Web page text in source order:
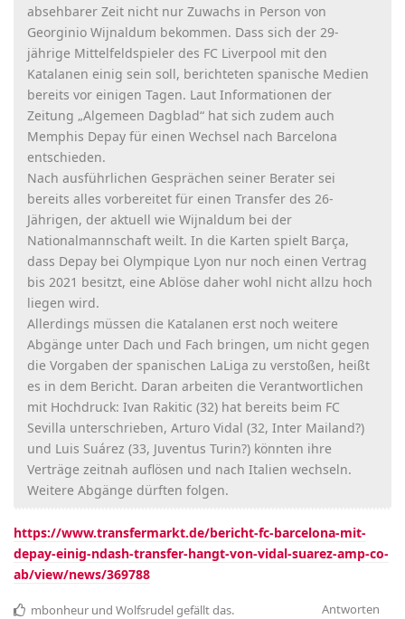
absehbarer Zeit nicht nur Zuwachs in Person von
Georginio Wijnaldum bekommen. Dass sich der 29-
jährige Mittelfeldspieler des FC Liverpool mit den
Katalanen einig sein soll, berichteten spanische Medien
bereits vor einigen Tagen. Laut Informationen der
Zeitung „Algemeen Dagblad“ hat sich zudem auch
Memphis Depay für einen Wechsel nach Barcelona
entschieden.
Nach ausführlichen Gesprächen seiner Berater sei
bereits alles vorbereitet für einen Transfer des 26-
Jährigen, der aktuell wie Wijnaldum bei der
Nationalmannschaft weilt. In die Karten spielt Barça,
dass Depay bei Olympique Lyon nur noch einen Vertrag
bis 2021 besitzt, eine Ablöse daher wohl nicht allzu hoch
liegen wird.
Allerdings müssen die Katalanen erst noch weitere
Abgänge unter Dach und Fach bringen, um nicht gegen
die Vorgaben der spanischen LaLiga zu verstoßen, heißt
es in dem Bericht. Daran arbeiten die Verantwortlichen
mit Hochdruck: Ivan Rakitic (32) hat bereits beim FC
Sevilla unterschrieben, Arturo Vidal (32, Inter Mailand?)
und Luis Suárez (33, Juventus Turin?) könnten ihre
Verträge zeitnah auflösen und nach Italien wechseln.
Weitere Abgänge dürften folgen.
https://www.transfermarkt.de/bericht-fc-barcelona-mit-
depay-einig-ndash-transfer-hangt-von-vidal-suarez-amp-co-
ab/view/news/369788
Antworten
mbonheur und Wolfsrudelgefällt das.